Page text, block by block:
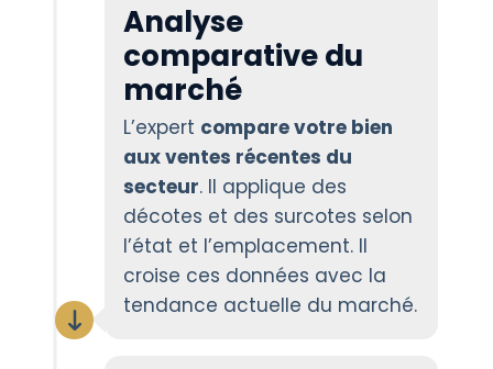
Analyse
comparative du
marché
L’expert compare votre bien
aux ventes récentes du
secteur. Il applique des
décotes et des surcotes selon
l’état et l’emplacement. Il
croise ces données avec la
tendance actuelle du marché.